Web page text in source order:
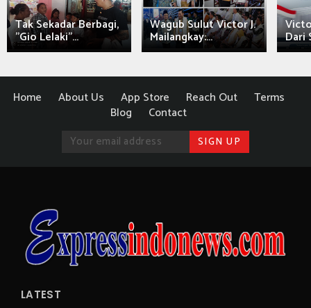
Tak Sekadar Berbagi,
"Gio Lelaki"...
Wagub Sulut Victor J.
Mailangkay:... Dari
Home About Us App Store Reach Out
Terms
Blog
Contact
LATEST